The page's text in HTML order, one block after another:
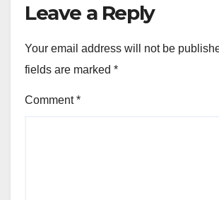
Leave a Reply
Your email address will not be
fields are marked *
Comment*